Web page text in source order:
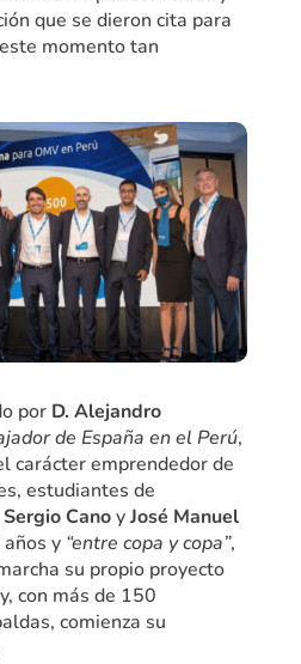
que se dieron cita para
momento tan
por D. Alejandro
de España en el Perú,
carácter emprendedor de
estudiantes de
Sergio CanoyJosé Manuel
y “entre copa y copa”,
su propio proyecto
con más de 150
comienza su